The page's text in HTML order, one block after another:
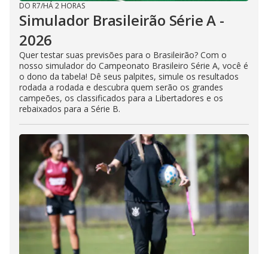
DO R7/HÁ 2 HORAS
Simulador Brasileirão Série A -
2026
Quer testar suas previsões para o Brasileirão? Com o
nosso simulador do Campeonato Brasileiro Série A, você é
o dono da tabela! Dê seus palpites, simule os resultados
rodada a rodada e descubra quem serão os grandes
campeões, os classificados para a Libertadores e os
rebaixados para a Série B.